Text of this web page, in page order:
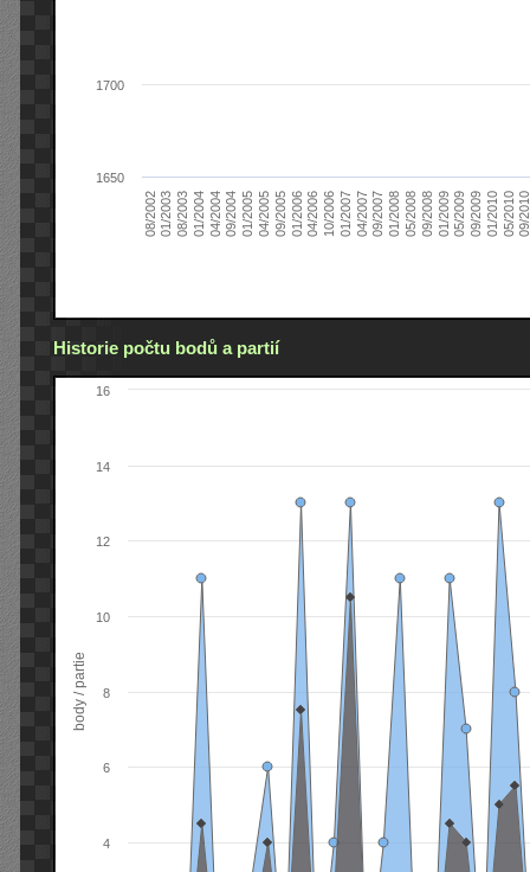
08/200201/200308/200301/200404/200409/200401/200504/200509/200501/200604/200610/200601/200704/200709/200701/200805/200809/200801/200905/200909/200901/201005/201009/
1650
1700
Historie počtu bodů a partií
body / partie
4
6
8
10
12
14
16